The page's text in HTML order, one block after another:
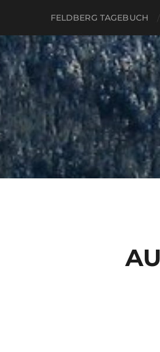
FELDBERG TAGEBUCH